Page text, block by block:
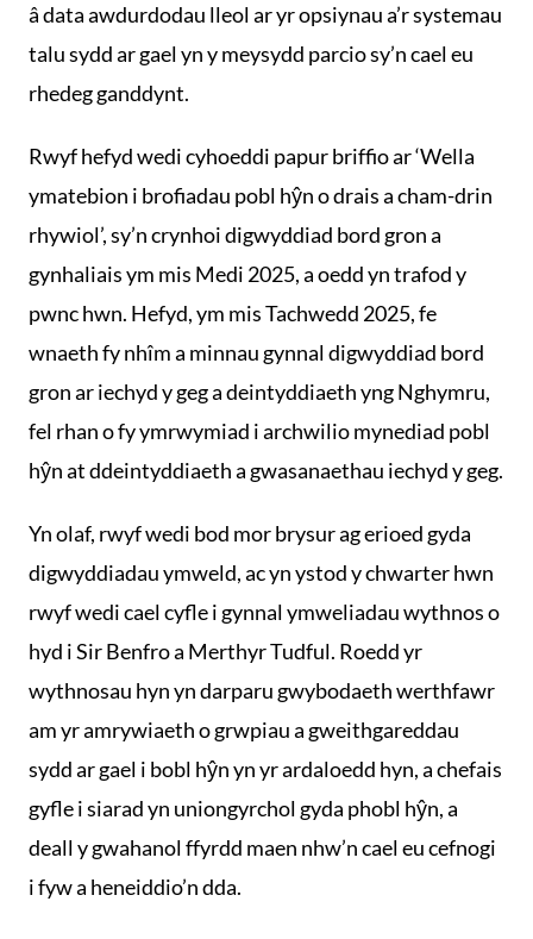
â data awdurdodau lleol ar yr opsiynau a’r systemau
talu sydd ar gael yn y meysydd parcio sy’n cael eu
rhedeg ganddynt.
Rwyf hefyd wedi cyhoeddi papur briffio ar ‘Wella
ymatebion i brofiadau pobl hŷn o drais a cham-drin
rhywiol’, sy’n crynhoi digwyddiad bord gron a
gynhaliais ym mis Medi 2025, a oedd yn trafod y
pwnc hwn. Hefyd, ym mis Tachwedd 2025, fe
wnaeth fy nhîm a minnau gynnal digwyddiad bord
gron ar iechyd y geg a deintyddiaeth yng Nghymru,
fel rhan o fy ymrwymiad i archwilio mynediad pobl
hŷn at ddeintyddiaeth a gwasanaethau iechyd y geg.
Yn olaf, rwyf wedi bod mor brysur ag erioed gyda
digwyddiadau ymweld, ac yn ystod y chwarter hwn
rwyf wedi cael cyfle i gynnal ymweliadau wythnos o
hyd i Sir Benfro a Merthyr Tudful. Roedd yr
wythnosau hyn yn darparu gwybodaeth werthfawr
am yr amrywiaeth o grwpiau a gweithgareddau
sydd ar gael i bobl hŷn yn yr ardaloedd hyn, a chefais
gyfle i siarad yn uniongyrchol gyda phobl hŷn, a
deall y gwahanol ffyrdd maen nhw’n cael eu cefnogi
i fyw a heneiddio’n dda.